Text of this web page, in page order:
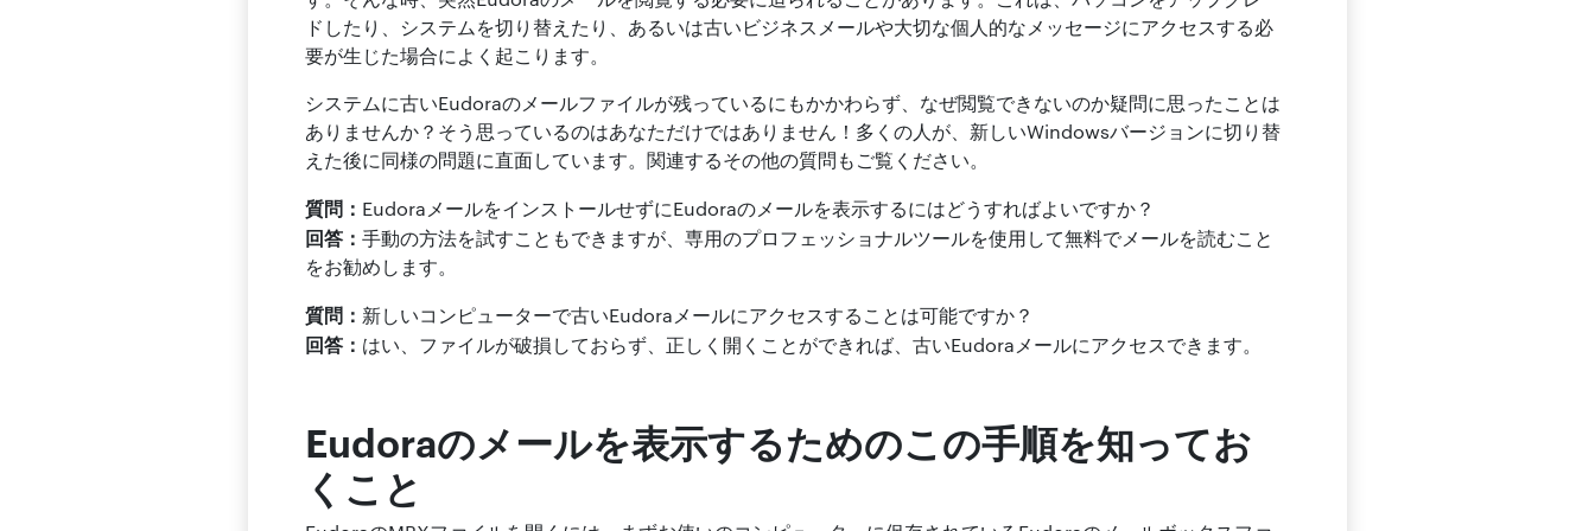
ドしたり、システムを切り替えたり、あるいは古いビジネスメールや大切な個人的なメッセージにアクセスする必
要が生じた場合によく起こります。
システムに古いEudoraのメールファイルが残っているにもかかわらず、なぜ閲覧できないのか疑問に思ったことは
ありませんか？そう思っているのはあなただけではありません！多くの人が、新しいWindowsバージョンに切り替
えた後に同様の問題に直面しています。関連するその他の質問もご覧ください。
質問： EudoraメールをインストールせずにEudoraのメールを表示するにはどうすればよいですか？
回答： 手動の方法を試すこともできますが、専用のプロフェッショナルツールを使用して無料でメールを読むこと
をお勧めします。
質問： 新しいコンピューターで古いEudoraメールにアクセスすることは可能ですか？
回答： はい、ファイルが破損しておらず、正しく開くことができれば、古いEudoraメールにアクセスできます。
Eudoraのメールを表示するためのこの手順を知ってお
くこと